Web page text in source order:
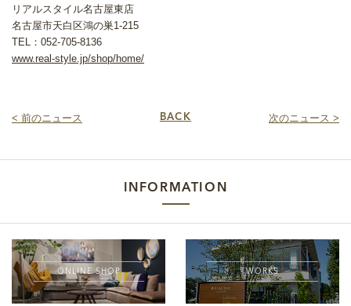
リアルスタイル名古屋東店
名古屋市天白区鴻の巣1-215
TEL：052-705-8136
www.real-style.jp/shop/home/
< 前のニュース 次のニュース >
BACK
INFORMATION
ONLINE SHOP WORKS